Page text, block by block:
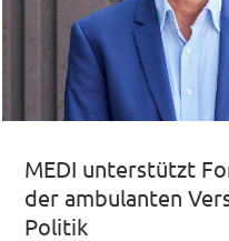
MEDI unterstützt
der ambulanten
Politik